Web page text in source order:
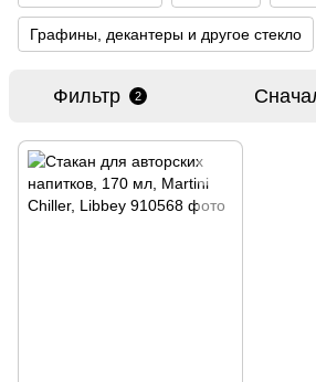
Графины, декантеры и другое стекло
Фильтр 2